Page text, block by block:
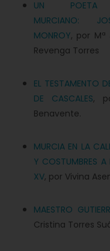
UN POETA
MURCIANO:
MONROY, por Mª
Revenga Torres
EL TESTAMENTO
DE CASCALES,
Benavente.
MURCIA EN LA
Y COSTUMBRES A
XV, por Vivina
MAESTRO
Cristina Torres